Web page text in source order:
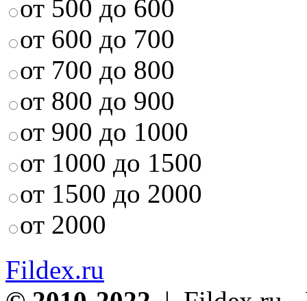
от 500 до 600
от 600 до 700
от 700 до 800
от 800 до 900
от 900 до 1000
от 1000 до 1500
от 1500 до 2000
от 2000
Fildex.ru